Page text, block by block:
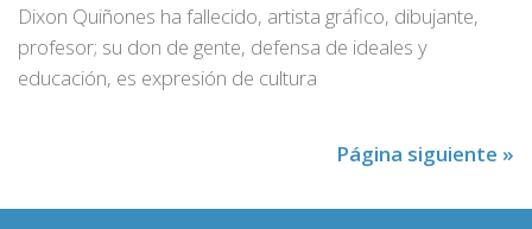
Dixon Quiñones ha fallecido, artista gráfico, dibujante,
profesor; su don de gente, defensa de ideales y
educación, es expresión de cultura
Página siguiente »